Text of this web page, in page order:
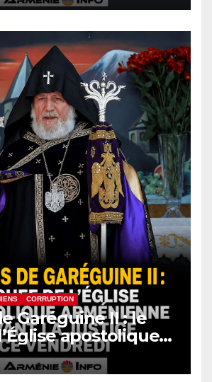
CORRUPTION
Garéguine II : le
apostolique
devant la justice